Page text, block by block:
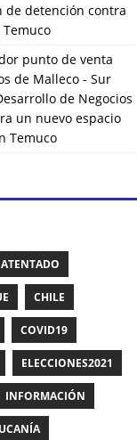
de detención contra
punto de venta
de Malleco - Sur
de Negocios
un nuevo espacio
Temuco
ATENTADO
CHILE
COVID19
ELECCIONES2021
INFORMACIÓN